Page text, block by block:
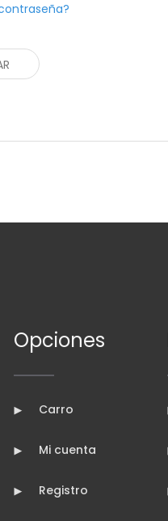
Opciones
Carro
Mi cuenta
Registro